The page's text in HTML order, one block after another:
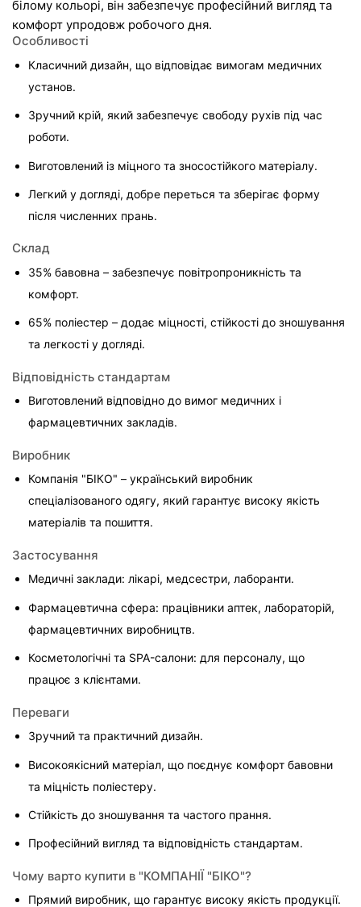
білому кольорі, він забезпечує професійний вигляд та
комфорт упродовж робочого дня.
Особливості
Класичний дизайн, що відповідає вимогам медичних
установ.
Зручний крій, який забезпечує свободу рухів під час
роботи.
Виготовлений із міцного та зносостійкого матеріалу.
Легкий у догляді, добре переться та зберігає форму
після численних прань.
Склад
35% бавовна – забезпечує повітропроникність та
комфорт.
65% поліестер – додає міцності, стійкості до зношування
та легкості у догляді.
Відповідність стандартам
Виготовлений відповідно до вимог медичних і
фармацевтичних закладів.
Виробник
Компанія "БІКО" – український виробник
спеціалізованого одягу, який гарантує високу якість
матеріалів та пошиття.
Застосування
Медичні заклади: лікарі, медсестри, лаборанти.
Фармацевтична сфера: працівники аптек, лабораторій,
фармацевтичних виробництв.
Косметологічні та SPA-салони: для персоналу, що
працює з клієнтами.
Переваги
Зручний та практичний дизайн.
Високоякісний матеріал, що поєднує комфорт бавовни
та міцність поліестеру.
Стійкість до зношування та частого прання.
Професійний вигляд та відповідність стандартам.
Чому варто купити в "КОМПАНІЇ "БІКО"?
Прямий виробник, що гарантує високу якість продукції.